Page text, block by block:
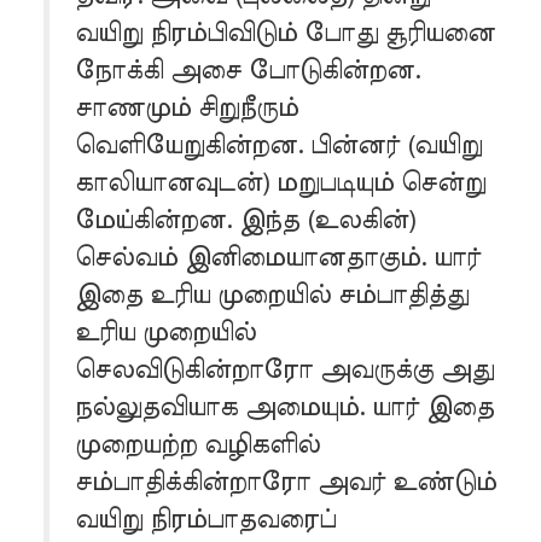
வயிறு நிரம்பிவிடும் போது சூரியனை
நோக்கி அசை போடுகின்றன.
சாணமும் சிறுநீரும்
வெளியேறுகின்றன. பின்னர் (வயிறு
காலியானவுடன்) மறுபடியும் சென்று
மேய்கின்றன. இந்த (உலகின்)
செல்வம் இனிமையானதாகும். யார்
இதை உரிய முறையில் சம்பாதித்து
உரிய முறையில்
செலவிடுகின்றாரோ அவருக்கு அது
நல்லுதவியாக அமையும். யார் இதை
முறையற்ற வழிகளில்
சம்பாதிக்கின்றாரோ அவர் உண்டும்
வயிறு நிரம்பாதவரைப்